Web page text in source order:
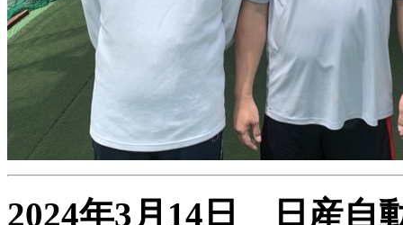
2024年3月14日
日産自